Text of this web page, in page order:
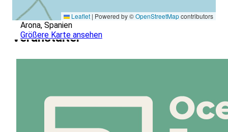
Leaflet | Powered by ©OpenStreetMapcontributors
Arona, Spanien
Größere Karte ansehen
Veranstalter